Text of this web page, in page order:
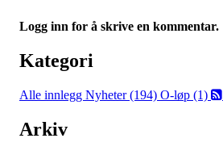
Logg inn for å skrive en kommentar.
Kategori
Alle innlegg Nyheter (194) O-løp (1)
Arkiv